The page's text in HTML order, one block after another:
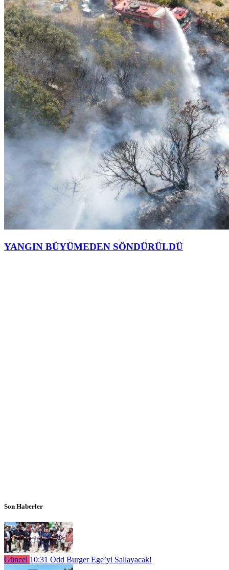
YANGIN BÜYÜMEDEN SÖNDÜRÜLDÜ
Son Haberler
Güncel 10:31 Odd Burger Ege’yi Sallayacak!